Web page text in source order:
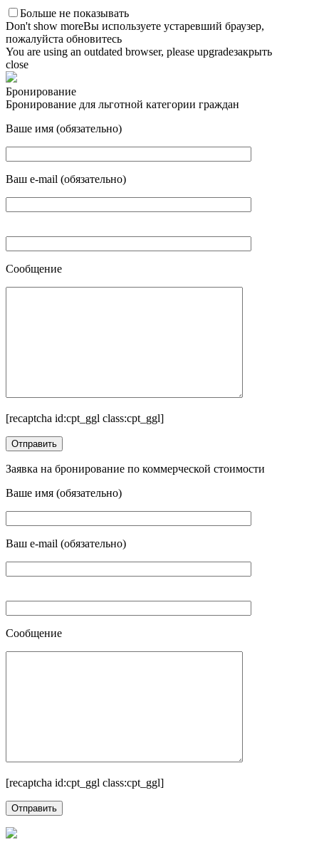
Больше не показывать
Don't show moreВы используете устаревший браузер,
пожалуйста обновитесь
You are using an outdated browser, please upgradeзакрыть
close
Бронирование
Бронирование для льготной категории граждан
Ваше имя (обязательно)
Ваш e-mail (обязательно)
Сообщение
[recaptcha id:cpt_ggl class:cpt_ggl]
Заявка на бронирование по коммерческой стоимости
Ваше имя (обязательно)
Ваш e-mail (обязательно)
Сообщение
[recaptcha id:cpt_ggl class:cpt_ggl]